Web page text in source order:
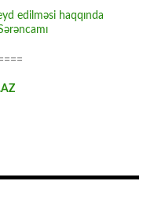
edilməsi haqqında